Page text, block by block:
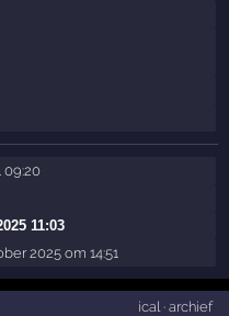
09:20
11:03
2025 om 14:51
ical · archief